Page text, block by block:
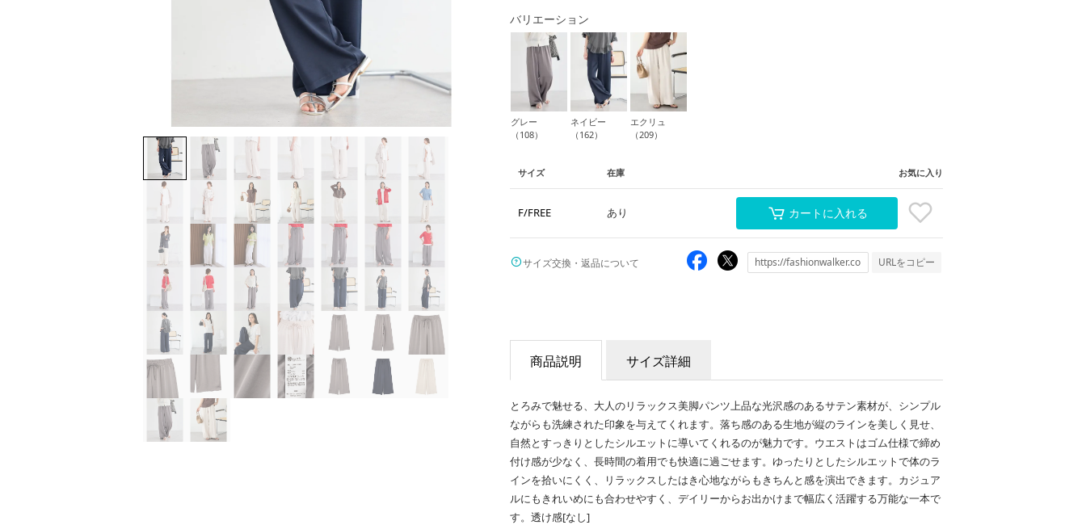
バリエーション
グレー
（108）
ネイビー
（162）
エクリュ
（209）
サイズ 在庫 お気に入り
F/FREE あり カートに入れる
サイズ交換・返品について URLをコピー
商品説明 サイズ詳細
とろみで魅せる、大人のリラックス美脚パンツ上品な光沢感のあるサテン素材が、シンプル
ながらも洗練された印象を与えてくれます。落ち感のある生地が縦のラインを美しく見せ、
自然とすっきりとしたシルエットに導いてくれるのが魅力です。ウエストはゴム仕様で締め
付け感が少なく、長時間の着用でも快適に過ごせます。ゆったりとしたシルエットで体のラ
インを拾いにくく、リラックスしたはき心地ながらもきちんと感を演出できます。カジュア
ルにもきれいめにも合わせやすく、デイリーからお出かけまで幅広く活躍する万能な一本で
す。透け感[なし]